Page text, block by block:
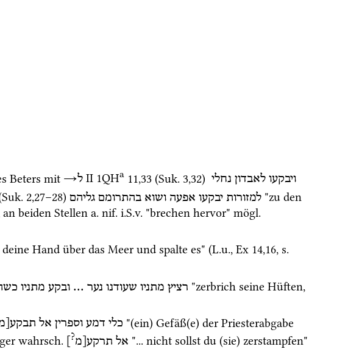
Beters mit →ל ‎ II 1QHa 11,33 (Suk. 3,32) ויבקעו לאבדון נחלי
Suk. 2,27–28) למזורות יבקעו אפעה ושוא בהתרומם גליהם
"zu den
beiden Stellen a. nif. i.S.v. "brechen hervor" mögl.
Hand über das Meer und spalte es" (L.u., Ex 14,16, s.
רציץ מתניו שעודנו נער ... ובקע מתניו
"zerbrich seine Hüften,
כלי דמע וספרין אל
"(ein) Gefäß(e) der Priesterabgabe
wahrsch. אל תרקע[מ?
"... nicht sollst du (sie) zerstampfen"